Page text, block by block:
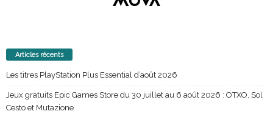
Articles récents
Les titres PlayStation Plus Essential d’août 2026
Jeux gratuits Epic Games Store du 30 juillet au 6 août 2026 : OTXO, Sol
Cesto et Mutazione